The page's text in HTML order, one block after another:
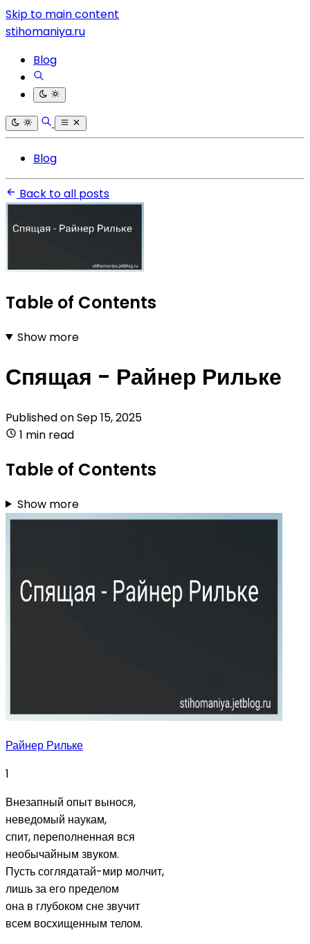
Skip to main content
stihomaniya.ru
Blog
Blog
Back to all posts
Table of Contents
Show more
Спящая - Райнер Рильке
Published onSep 15, 2025
1 min read
Table of Contents
Show more
Райнер Рильке
1
Внезапный опыт вынося,
неведомый наукам,
спит, переполненная вся
необычайным звуком.
Пусть соглядатай-мир молчит,
лишь за его пределом
она в глубоком сне звучит
всем восхищенным телом.